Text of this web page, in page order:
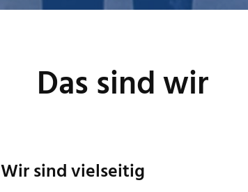
Das sind wir
Wir sind vielseitig